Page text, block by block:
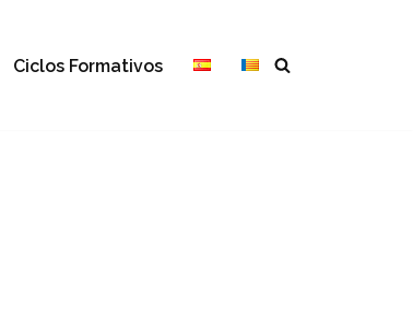
Ciclos Formativos